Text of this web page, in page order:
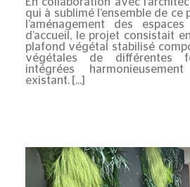
qui à sublimé l’ensemble de
l’aménagement des
d’accueil, le projet consistait
plafond végétal stabilisé
végétales de différentes
intégrées
existant.